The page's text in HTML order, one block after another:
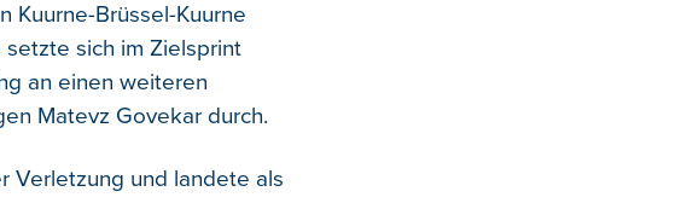
Kuurne-Brüssel-Kuurne
sich im Zielsprint
an einen weiteren
Matevz Govekar durch.
Verletzung und landete als